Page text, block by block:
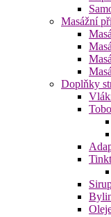
Masážní
Doplňky